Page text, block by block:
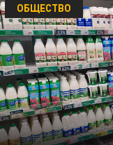
ОБЩЕСТВО